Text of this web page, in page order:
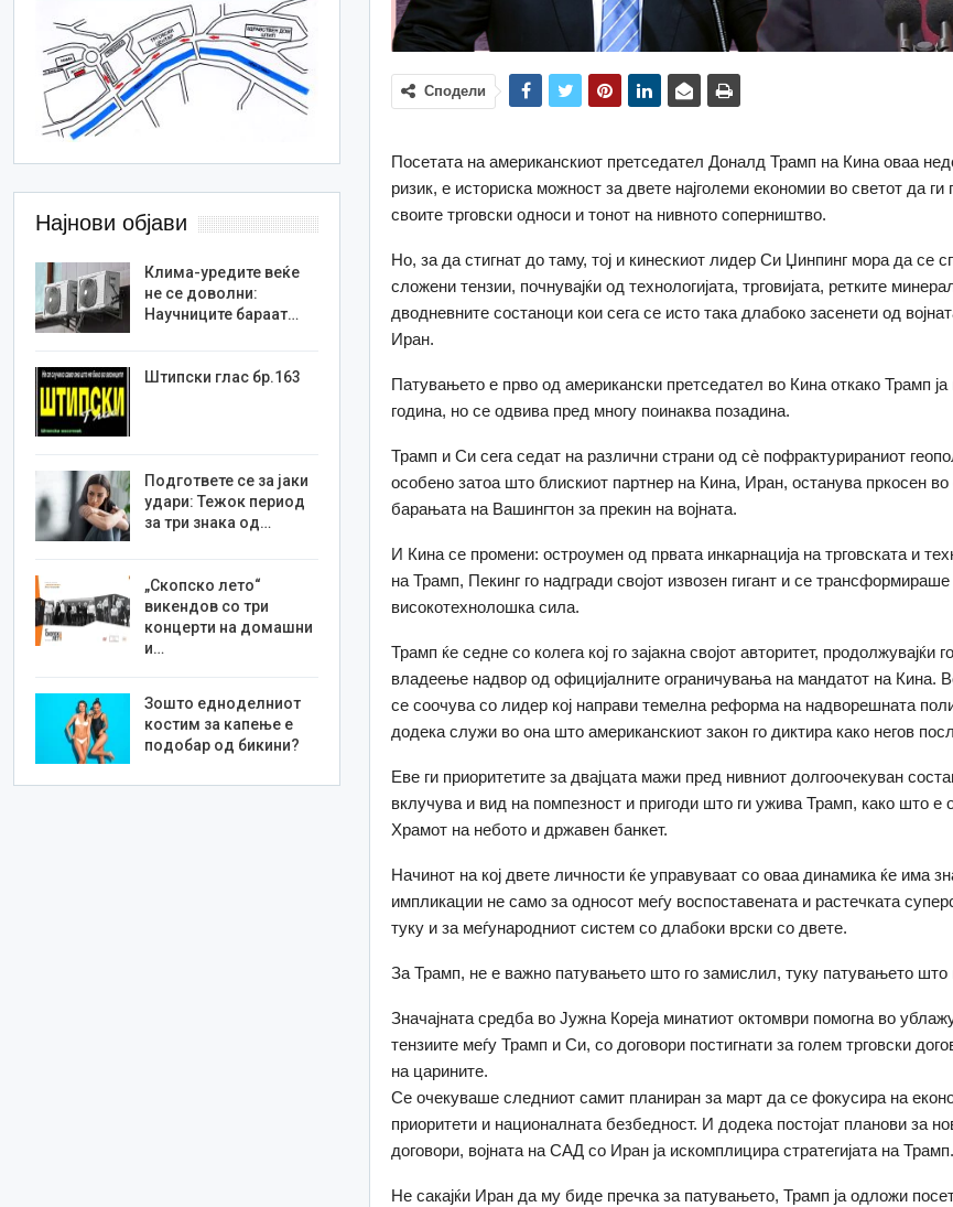
Сподели
Посетата на американскиот претседател Доналд Трамп на Кина оваа
ризик, е историска можност за двете најголеми економии во светот да
своите трговски односи и тонот на нивното соперништво.
Но, за да стигнат до таму, тој и кинескиот лидер Си Џинпинг мора да се
сложени тензии, почнувајќи од технологијата, трговијата, ретките
дводневните состаноци кои сега се исто така длабоко засенети од
Иран.
Патувањето е прво од американски претседател во Кина откако Трамп ја
година, но се одвива пред многу поинаква позадина.
Трамп и Си сега седат на различни страни од сè пофрактурираниот
особено затоа што блискиот партнер на Кина, Иран, останува пркосен
барањата на Вашингтон за прекин на војната.
И Кина се промени: остроумен од првата инкарнација на трговската и
на Трамп, Пекинг го надгради својот извозен гигант и се
високотехнолошка сила.
Трамп ќе седне со колега кој го зајакна својот авторитет, продолжувајќи
владеење надвор од официјалните ограничувања на мандатот на Кина.
се соочува со лидер кој направи темелна реформа на надворешната
додека служи во она што американскиот закон го диктира како негов
Еве ги приоритетите за двајцата мажи пред нивниот долгоочекуван
вклучува и вид на помпезност и пригоди што ги ужива Трамп, како што е
Храмот на небото и државен банкет.
Начинот на кој двете личности ќе управуваат со оваа динамика ќе има
импликации не само за односот меѓу воспоставената и растечката
туку и за меѓународниот систем со длабоки врски со двете.
За Трамп, не е важно патувањето што го замислил, туку патувањето што
Значајната средба во Јужна Кореја минатиот октомври помогна во
тензиите меѓу Трамп и Си, со договори постигнати за голем трговски
на царините.
Се очекуваше следниот самит планиран за март да се фокусира на
приоритети и националната безбедност. И додека постојат планови за
договори, војната на САД со Иран ја искомплицира стратегијата на Трамп.
Не сакајќи Иран да му биде пречка за патувањето, Трамп ја одложи
Најнови објави
Клима-уредите веќе
не се доволни:
Научниците бараат…
Штипски глас бр.163
Подгответе се за јаки
удари: Тежок период
за три знака од…
„Скопско лето“
викендов со три
концерти на домашни
и…
Зошто едноделниот
костим за капење е
подобар од бикини?